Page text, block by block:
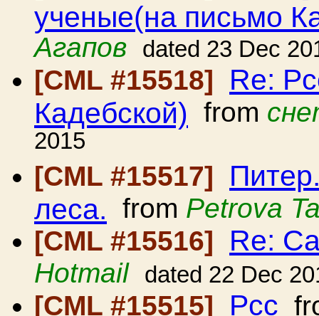
ученые(на письмо
Агапов
dated 23 Dec
[CML #15518] Re:
Кадебской) from
2015
[CML #15517]
леса. from Petrova
[CML #15516]
Re:
Hotmail dated 22 Dec
[CML #15515] Рсс